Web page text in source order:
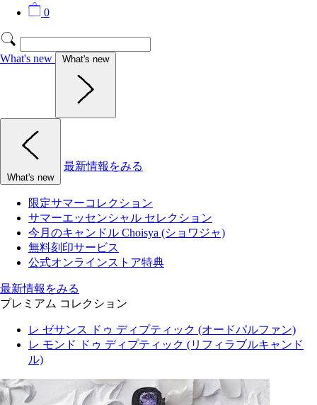
0
What's new What's new
What's new
最新情報をみる
限定サマーコレクション
サマーエッセンシャル セレクション
今月のキャンドル Choisya (ショワジャ)
無料刻印サービス
公式オンラインストア特典
最新情報をみる
プレミアム コレクション
レ ゼサンス ドゥ ディプティック (オードパルファン)
レ モンド ドゥ ディプティック (リフィラブルキャンド
ル)